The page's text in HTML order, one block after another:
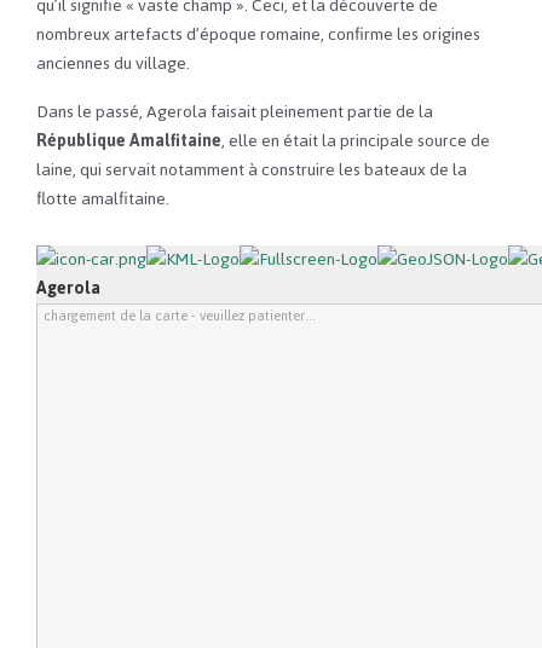
nombreux artefacts d’époque romaine, confirme les origines
anciennes du village.
Dans le passé, Agerola faisait pleinement partie de la
République Amalfitaine, elle en était la principale source de
laine, qui servait notamment à construire les bateaux de la
flotte amalfitaine.
Agerola
chargement de la carte - veuillez patienter...